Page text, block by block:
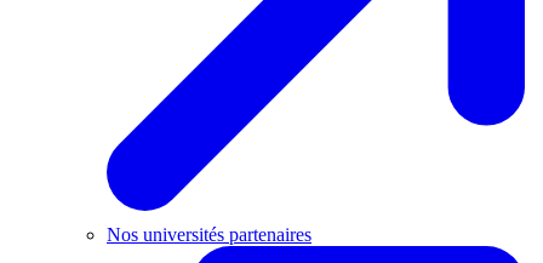
Nos universités partenaires